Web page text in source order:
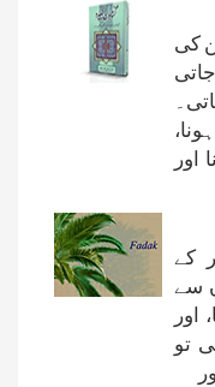
کی
اور
کے
سے
تو